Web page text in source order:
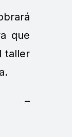
que
taller
–